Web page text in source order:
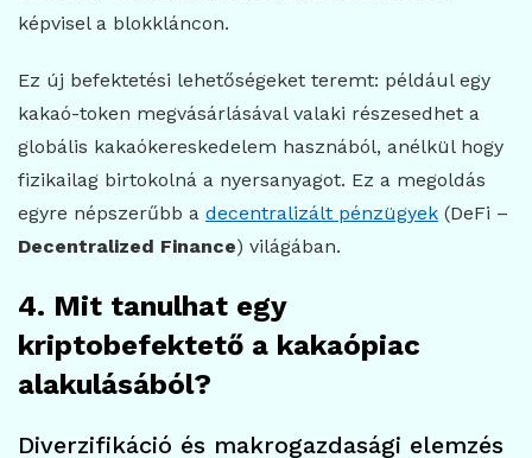
képvisel a blokkláncon.
Ez új befektetési lehetőségeket teremt: például egy
kakaó-token megvásárlásával valaki részesedhet a
globális kakaókereskedelem hasznából, anélkül hogy
fizikailag birtokolná a nyersanyagot. Ez a megoldás
egyre népszerűbb a decentralizált pénzügyek (DeFi –
Decentralized Finance) világában.
4. Mit tanulhat egy
kriptobefektető a kakaópiac
alakulásából?
Diverzifikáció és makrogazdasági elemzés